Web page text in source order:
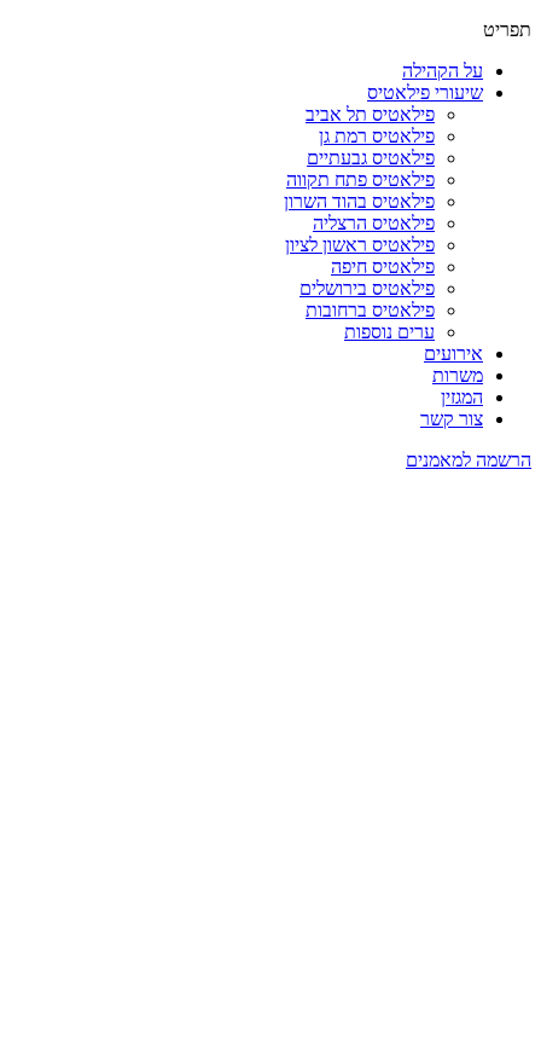
תפריט
על הקהילה
שיעורי פילאטיס
פילאטיס תל אביב
פילאטיס רמת גן
פילאטיס גבעתיים
פילאטיס פתח תקווה
פילאטיס בהוד השרון
פילאטיס הרצליה
פילאטיס ראשון לציון
פילאטיס חיפה
פילאטיס בירושלים
פילאטיס ברחובות
ערים נוספות
אירועים
משרות
המגזין
צור קשר
הרשמה למאמנים